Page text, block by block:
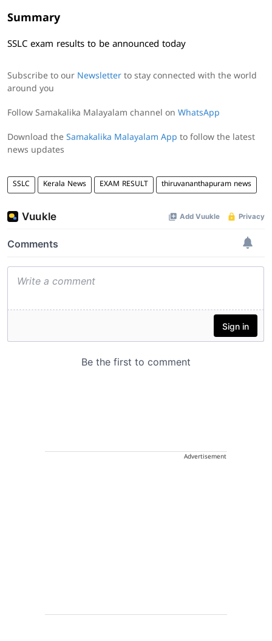
Summary
SSLC exam results to be announced today
Subscribe to our Newsletter to stay connected with the world
around you
Follow Samakalika Malayalam channel on WhatsApp
Download the Samakalika Malayalam App to follow the latest
news updates
SSLC Kerala News EXAM RESULT thiruvananthapuram news
Advertisement